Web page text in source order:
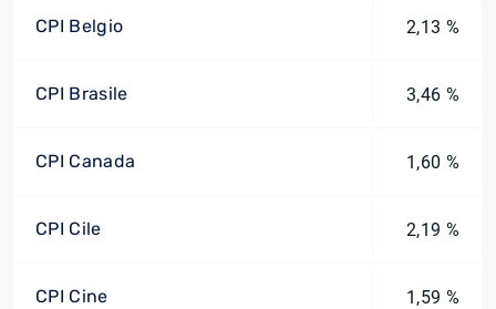
CPI Belgio 2,13 %
CPI Brasile 3,46 %
CPI Canada 1,60 %
CPI Cile 2,19 %
CPI Cine 1,59 %